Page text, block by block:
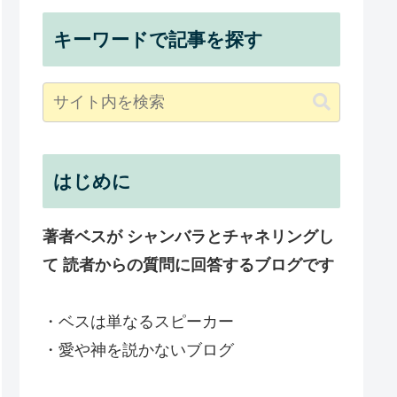
キーワードで記事を探す
はじめに
著者ベスが シャンバラとチャネリングし
て 読者からの質問に回答するブログです
・ベスは単なるスピーカー
・愛や神を説かないブログ